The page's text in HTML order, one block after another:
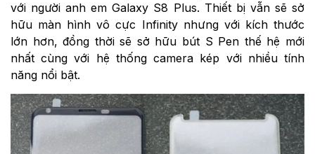
với người anh em Galaxy S8 Plus. Thiết bị vẫn sẽ sở
hữu màn hình vô cực Infinity nhưng với kích thước
lớn hơn, đồng thời sẽ sở hữu bút S Pen thế hệ mới
nhất cùng với hệ thống camera kép với nhiều tính
năng nổi bật.